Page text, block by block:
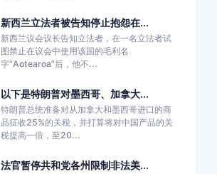
新西兰立法者被告知停止抱怨在...
新西兰议会议长告知立法者，在一名立法者试
图禁止在议会中使用该国的毛利名
字“Aotearoa”后，他不...
以下是特朗普对墨西哥、加拿大...
特朗普总统准备对从加拿大和墨西哥进口的商
品征收25%的关税，并打算将对中国产品的关
税提高一倍，至20...
法官暂停共和党各州限制非法美...